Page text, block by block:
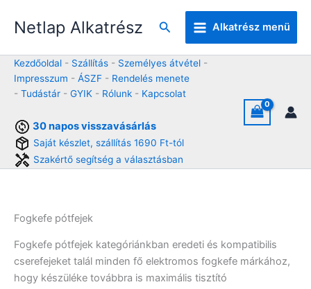
Netlap Alkatrész Keresés Alkatrész menü
Kezdőoldal - Szállítás - Személyes átvétel -
Impresszum - ÁSZF - Rendelés menete
- Tudástár - GYIK - Rólunk - Kapcsolat
30 napos visszavásárlás
Saját készlet, szállítás 1690 Ft-tól
Szakértő segítség a választásban
Fogkefe pótfejek
Fogkefe pótfejek kategóriánkban eredeti és kompatibilis
cserefejeket talál minden fő elektromos fogkefe márkához,
hogy készüléke továbbra is maximális tisztító